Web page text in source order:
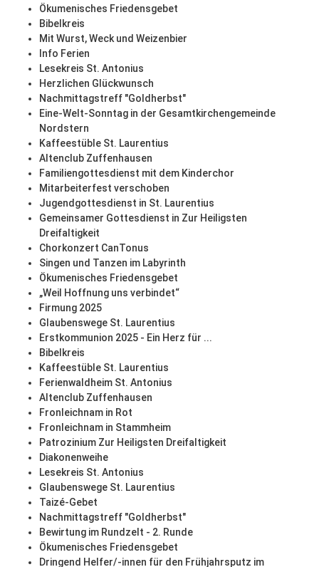
Ökumenisches Friedensgebet
Bibelkreis
Mit Wurst, Weck und Weizenbier
Info Ferien
Lesekreis St. Antonius
Herzlichen Glückwunsch
Nachmittagstreff "Goldherbst"
Eine-Welt-Sonntag in der Gesamtkirchengemeinde
Nordstern
Kaffeestüble St. Laurentius
Altenclub Zuffenhausen
Familiengottesdienst mit dem Kinderchor
Mitarbeiterfest verschoben
Jugendgottesdienst in St. Laurentius
Gemeinsamer Gottesdienst in Zur Heiligsten
Dreifaltigkeit
Chorkonzert CanTonus
Singen und Tanzen im Labyrinth
Ökumenisches Friedensgebet
„Weil Hoffnung uns verbindet“
Firmung 2025
Glaubenswege St. Laurentius
Erstkommunion 2025 - Ein Herz für ...
Bibelkreis
Kaffeestüble St. Laurentius
Ferienwaldheim St. Antonius
Altenclub Zuffenhausen
Fronleichnam in Rot
Fronleichnam in Stammheim
Patrozinium Zur Heiligsten Dreifaltigkeit
Diakonenweihe
Lesekreis St. Antonius
Glaubenswege St. Laurentius
Taizé-Gebet
Nachmittagstreff "Goldherbst"
Bewirtung im Rundzelt - 2. Runde
Ökumenisches Friedensgebet
Dringend Helfer/-innen für den Frühjahrsputz im